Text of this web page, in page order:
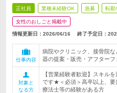
正社員 業種未経験OK 急募 転勤
女性のおしごと掲載中
情報更新日：2026/06/16 終了予定日：
仕事内容
病院やクリニック、接骨院
器の提案・販売・アフターフ
対象と
なる方
【営業経験者歓迎】スキル
です★＜必須＞高卒以上、要
療法士等の経験がある方